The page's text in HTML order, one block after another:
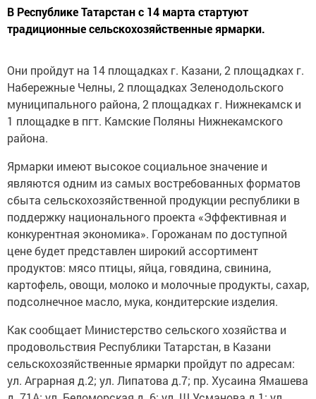
В Республике Татарстан с 14 марта стартуют
традиционные сельскохозяйственные ярмарки.
Они пройдут на 14 площадках г. Казани, 2 площадках г.
Набережные Челны, 2 площадках Зеленодольского
муниципального района, 2 площадках г. Нижнекамск и
1 площадке в пгт. Камские Поляны Нижнекамского
района.
Ярмарки имеют высокое социальное значение и
являются одним из самых востребованных форматов
сбыта сельскохозяйственной продукции республики в
поддержку национального проекта «Эффективная и
конкурентная экономика». Горожанам по доступной
цене будет представлен широкий ассортимент
продуктов: мясо птицы, яйца, говядина, свинина,
картофель, овощи, молоко и молочные продукты, сахар,
подсолнечное масло, мука, кондитерские изделия.
Как сообщает Министерство сельского хозяйства и
продовольствия Республики Татарстан, в Казани
сельскохозяйственные ярмарки пройдут по адресам:
ул. Аграрная д.2; ул. Липатова д.7; пр. Хусаина Ямашева